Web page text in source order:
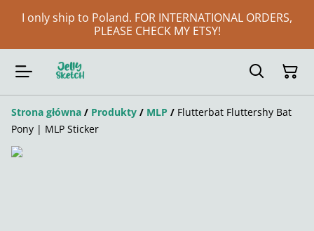
I only ship to Poland. FOR INTERNATIONAL ORDERS,
PLEASE CHECK MY ETSY!
Strona główna / Produkty / MLP / Flutterbat Fluttershy Bat
Pony | MLP Sticker